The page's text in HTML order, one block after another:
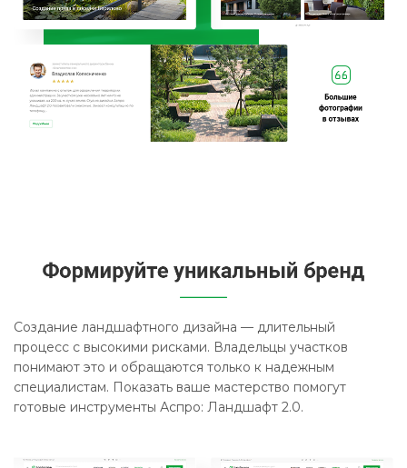
Создание ландшафтного дизайна — длительный
процесс с высокими рисками. Владельцы участков
понимают это и обращаются только к надежным
специалистам. Показать ваше мастерство помогут
готовые инструменты Аспро: Ландшафт 2.0.